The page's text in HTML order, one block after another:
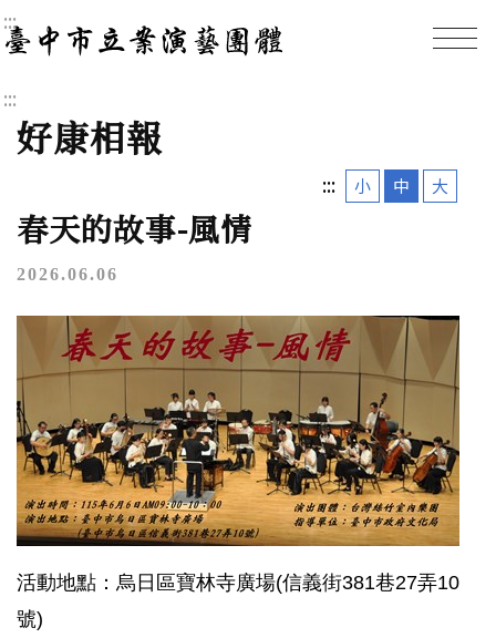
:::
臺中市立案演藝團體｜
:::
好康相報
::: 小 中 大
春天的故事-風情
2026.06.06
活動地點：烏日區寶林寺廣場(信義街381巷27弄10
號)